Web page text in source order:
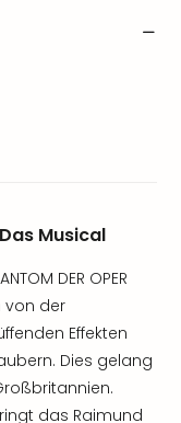
Das Musical
DER OPER
von der
Effekten
Dies gelang
das Raimund